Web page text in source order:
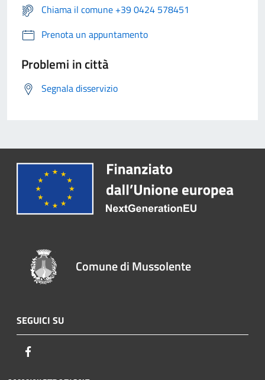
Chiama il comune +39 0424 578451
Prenota un appuntamento
Problemi in città
Segnala disservizio
Comune di Mussolente
SEGUICI SU